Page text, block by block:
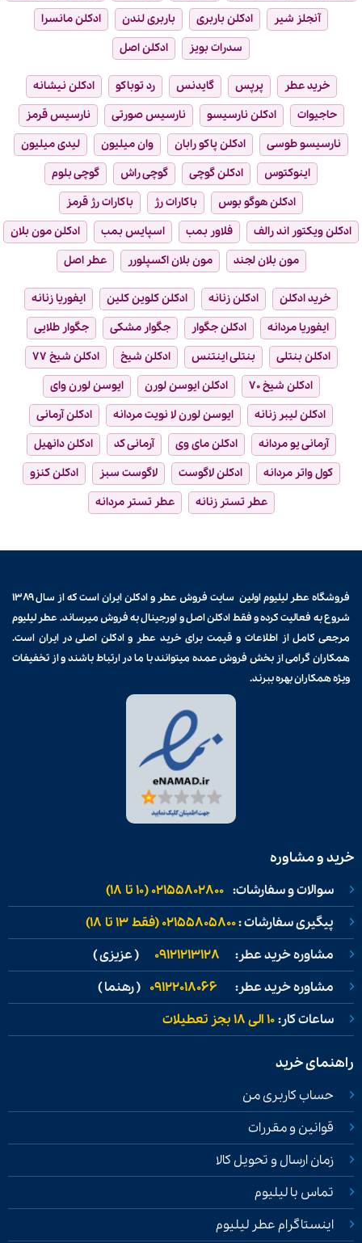
آنجلز شیر
ادکلن باربری باربری لندن
ادکلن مانسرا
سدرات بویز
ادکلن اصل
خرید عطر پرپس گایدنس رد توباکو
ادکلن نیشانه
حاجیوات
ادکلن نارسیسو نارسیس صورتی
نارسیس قرمز
نارسیسو طوسی
ادکلن پاکو رابان وان میلیون
لیدی میلیون
اینوکتوس
ادکلن گوچی گوچی راش
گوچی بلوم
ادکلن هوگو بوس
باکارات رژ
باکارات رژ قرمز
ادکلن ویکتور اند رالف
فلاور بمب اسپایس بمب
ادکلن مون بلان
مون بلان لجند
مون بلان اکسپلورر عطر اصل
خرید ادکلن ادکلن زنانه ادکلن کلوین کلین
ایفوریا زنانه
ایفوریا مردانه
ادکلن جگوار جگوار مشکی
جگوار طلایی
ادکلن بنتلی
بنتلی اینتنس ادکلن شیخ
ادکلن شیخ ۷۷
ادکلن شیخ ۷۰
ادکلن ایوسن لورن
ایوسن لورن وای
ادکلن لیبر زنانه
ایوسن لورن لا نویت مردانه
ادکلن آرمانی
آرمانی یو مردانه
ادکلن مای وی آرمانی کد
ادکلن دانهیل
کول واتر مردانه
ادکلن لاگوست لاگوست سبز
ادکلن کنزو
عطر تستر زنانه
عطر تستر مردانه
فروشگاه عطر لیلیوم اولین سایت فروشعطر و ادکلن
ایران است که از سال ۱۳۸۹
شروع به فعالیت کرده و فقط ادکلن اصل و اورجینال به فروش میرساند. عطر لیلیوم
مرجعی کامل از اطلاعات و قیمت برایخرید عطر و ادکلن اصلی در ایران است.
همکاران گرامی از بخش فروش عمده میتوانند با ما در ارتباط باشند و از تخفیفات
ویژه همکاران بهره ببرند.
خرید و مشاوره
سوالات و سفارشات: 02155802800 (۱۰ تا ۱۸)
پیگیری سفارشات :02155805800 (فقط ۱۳ تا ۱۸)
مشاوره خرید عطر: 09121213128 ( عزیزی )
مشاوره خرید عطر: 09122018066 ( رهنما )
ساعات کار:۱۰ الی ۱۸ بجز تعطیلات
راهنمای خرید
حساب کاربری من
قوانین و مقررات
زمان ارسال و تحویل کالا
تماس با لیلیوم
اینستاگرام عطر لیلیوم